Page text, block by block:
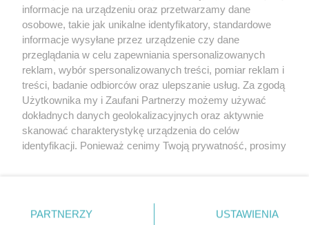
Zapamiętać?
Zaloguj
Zapomniałem hasła
Copyright © 2022 Kurier Szczeciński sp. z o.o.
informacje na urządzeniu oraz przetwarzamy dane
osobowe, takie jak unikalne identyfikatory, standardowe
informacje wysyłane przez urządzenie czy dane
przeglądania w celu zapewniania spersonalizowanych
reklam, wybór spersonalizowanych treści, pomiar reklam i
treści, badanie odbiorców oraz ulepszanie usług. Za zgodą
Użytkownika my i Zaufani Partnerzy możemy używać
dokładnych danych geolokalizacyjnych oraz aktywnie
skanować charakterystykę urządzenia do celów
identyfikacji. Ponieważ cenimy Twoją prywatność, prosimy
prywatności znajdujący się w lewym dolnym rogu strony
. Niektóre rodzaje przetwarzania danych nie wymagają
PARTNERZY USTAWIENIA